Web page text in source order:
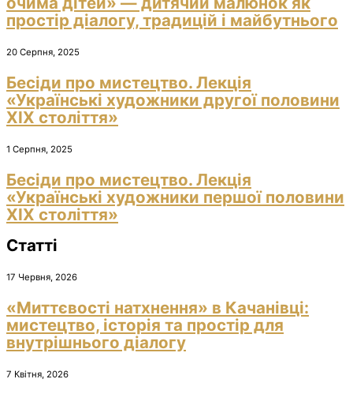
простір діалогу, традицій і майбутнього
20 Серпня, 2025
Бесіди про мистецтво. Лекція
«Українські художники другої половини
ХІХ століття»
1 Серпня, 2025
Бесіди про мистецтво. Лекція
«Українські художники першої половини
ХІХ століття»
Статті
17 Червня, 2026
«Миттєвості натхнення» в Качанівці:
мистецтво, історія та простір для
внутрішнього діалогу
7 Квітня, 2026